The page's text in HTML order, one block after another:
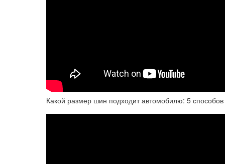
Какой размер шин подходит автомобилю: 5 способов